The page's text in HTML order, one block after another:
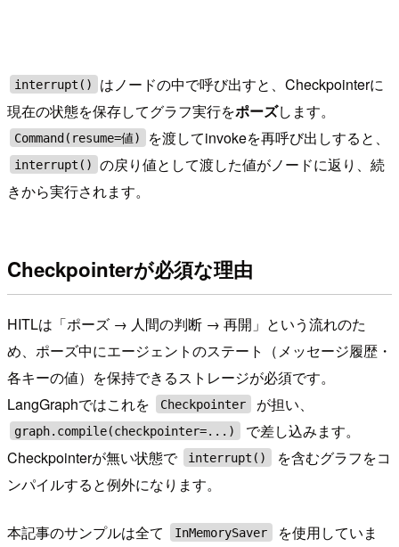
interrupt()
はノードの中で呼び出すと、Checkpointerに
現在の状態を保存してグラフ実行をポーズします。
Command(resume=値) を渡してinvokeを再呼び出しすると、
interrupt()
の戻り値として渡した値がノードに返り、続
きから実行されます。
Checkpointerが必須な理由
HITLは「ポーズ → 人間の判断 → 再開」という流れのた
め、ポーズ中にエージェントのステート（メッセージ履歴・
各キーの値）を保持できるストレージが必須です。
LangGraphではこれを
Checkpointer が担い、
graph.compile(checkpointer=...)
で差し込みます。
Checkpointerが無い状態で
interrupt()
を含むグラフをコ
ンパイルすると例外になります。
本記事のサンプルは全て InMemorySaver
を使用していま